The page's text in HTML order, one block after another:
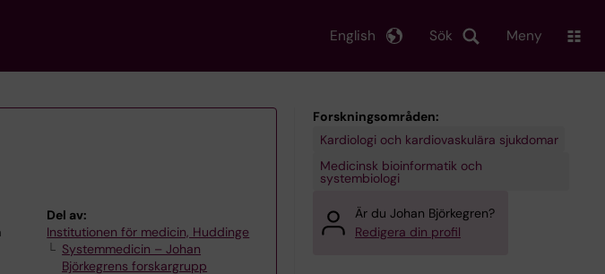
Sök
English Meny
Del av:
Institutionen för medicin, Huddinge
Systemmedicin – Johan
Björkegrens forskargrupp
Forskningsområden:
Kardiologi och kardiovaskulära sjukdomar
Medicinsk bioinformatik och
systembiologi
Är du Johan Björkegren?
Redigera din profil